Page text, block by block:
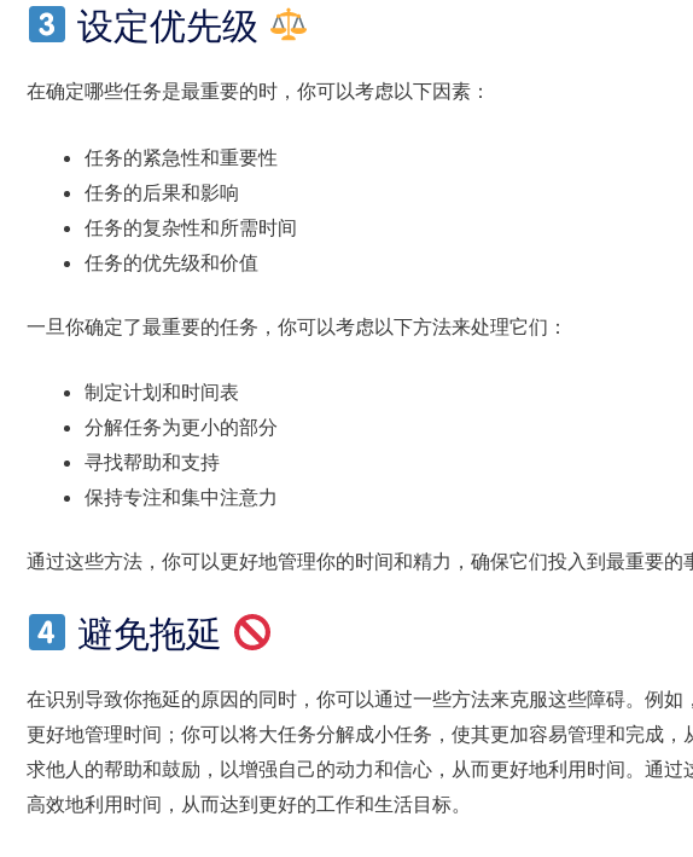
设定优先级
在确定哪些任务是最重要的时，你可以考虑以下因素：
任务的紧急性和重要性
任务的后果和影响
任务的复杂性和所需时间
任务的优先级和价值
一旦你确定了最重要的任务，你可以考虑以下方法来处理它们：
制定计划和时间表
分解任务为更小的部分
寻找帮助和支持
保持专注和集中注意力
通过这些方法，你可以更好地管理你的时间和精力，确保它们投入到最重要的
避免拖延
在识别导致你拖延的原因的同时，你可以通过一些方法来克服这些障碍。例
更好地管理时间；你可以将大任务分解成小任务，使其更加容易管理和完成
求他人的帮助和鼓励，以增强自己的动力和信心，从而更好地利用时间。通
高效地利用时间，从而达到更好的工作和生活目标。